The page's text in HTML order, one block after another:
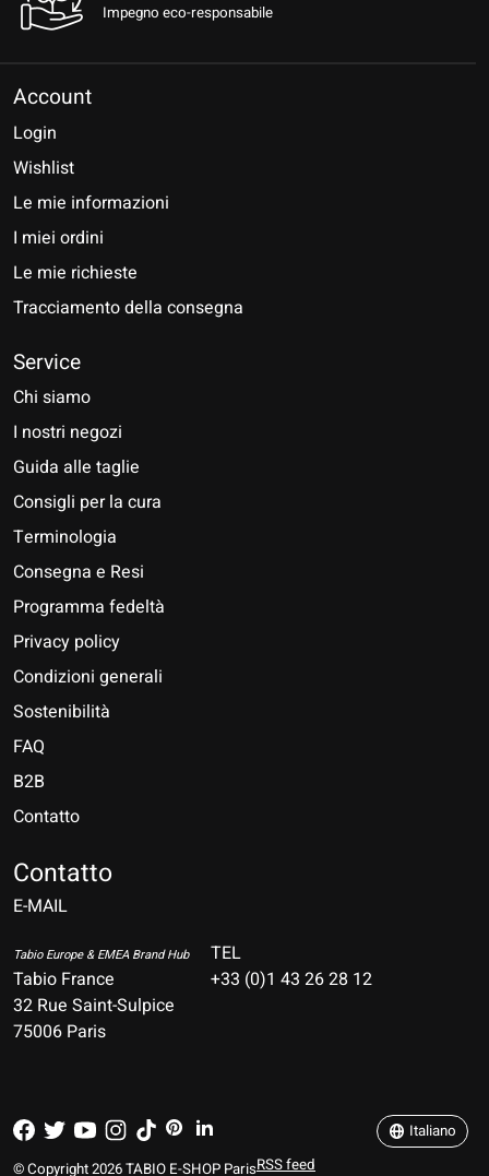
Impegno eco-responsabile
Account
Login
Wishlist
Le mie informazioni
I miei ordini
Le mie richieste
Tracciamento della consegna
Service
Chi siamo
I nostri negozi
Guida alle taglie
Consigli per la cura
Terminologia
Consegna e Resi
Programma fedeltà
Privacy policy
Condizioni generali
Sostenibilità
FAQ
B2B
Contatto
Contatto
E-MAIL
Tabio Europe & EMEA Brand Hub
Tabio France
32 Rue Saint-Sulpice
75006 Paris
TEL
+33 (0)1 43 26 28 12
© Copyright 2026 TABIO E-SHOP ParisRSS feed
Italiano